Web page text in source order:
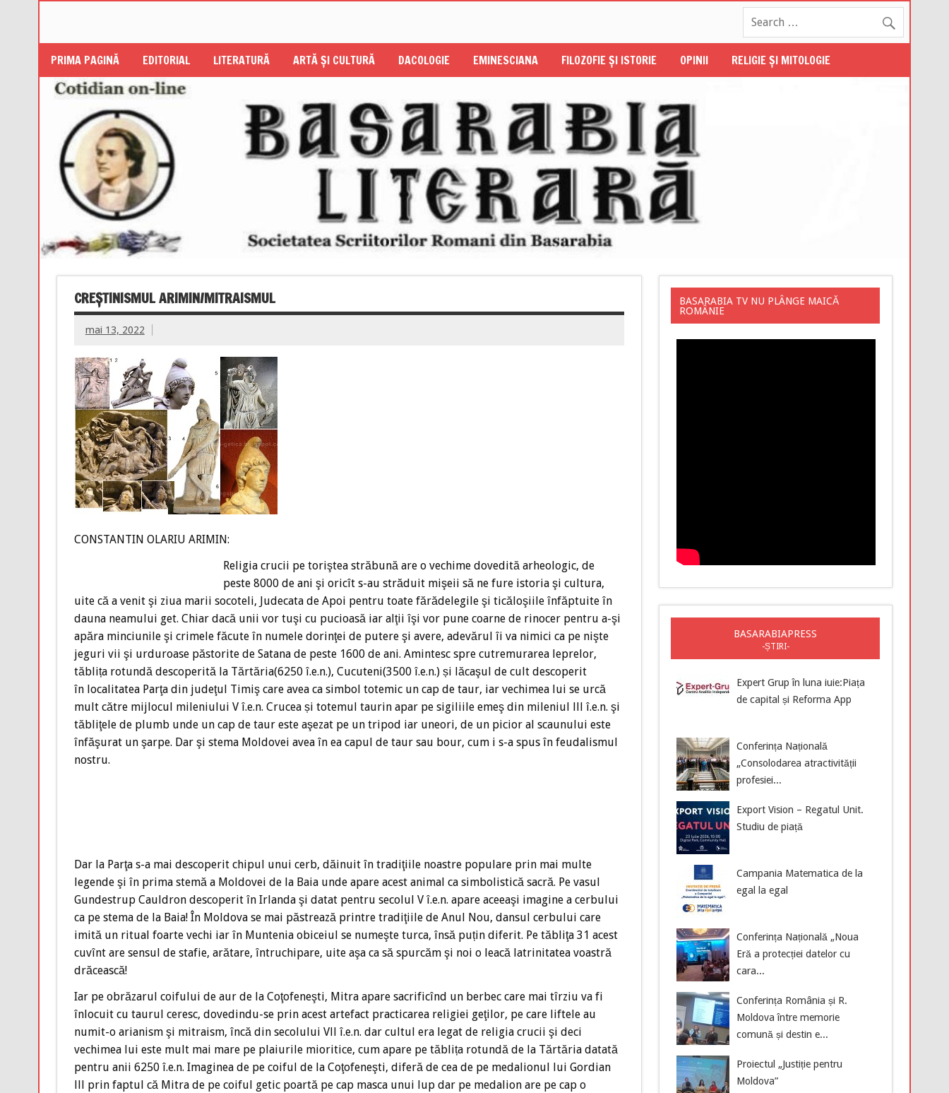
PRIMA PAGINĂ EDITORIAL LITERATURĂ ARTĂ ŞI CULTURĂ DACOLOGIE EMINESCIANA FILOZOFIE ŞI ISTORIE OPINII RELIGIE ŞI MITOLOGIE
CREȘTINISMUL ARIMIN/MITRAISMUL
mai 13, 2022
CONSTANTIN OLARIU ARIMIN:
Religia crucii pe toriştea străbună are o vechime dovedită arheologic, de
peste 8000 de ani şi oricît s-au străduit mişeii să ne fure istoria şi cultura,
uite că a venit şi ziua marii socoteli, Judecata de Apoi pentru toate fărădelegile şi ticăloşiile înfăptuite în
dauna neamului get. Chiar dacă unii vor tuşi cu pucioasă iar alţii îşi vor pune coarne de rinocer pentru a-şi
apăra minciunile şi crimele făcute în numele dorinţei de putere şi avere, adevărul îi va nimici ca pe nişte
jeguri vii şi urduroase păstorite de Satana de peste 1600 de ani. Amintesc spre cutremurarea leprelor,
tăblița rotundă descoperită la Tărtăria(6250 î.e.n.), Cucuteni(3500 î.e.n.) și lăcaşul de cult descoperit
înlocalitatea Parţa din judeţul Timiş care avea ca simbol totemic un cap de taur, iar vechimea lui se urcă
mult către mijlocul mileniului V î.e.n. Crucea și totemul taurin apar pe sigiliile emeş din mileniul lll î.e.n. şi
tăbliţele de plumb unde un cap de taur este aşezat pe un tripod iar uneori, de un picior al scaunului este
înfăşurat un şarpe. Dar şi stema Moldovei avea în ea capul de taur sau bour, cum i s-a spus în feudalismul
nostru.
Dar la Parţa s-a mai descoperit chipul unui cerb, dăinuit în tradiţiile noastre populare prin mai multe
legende şi în prima stemă a Moldovei de la Baia unde apare acest animal ca simbolistică sacră. Pe vasul
Gundestrup Cauldron descoperit în Irlanda şi datat pentru secolul V î.e.n. apare aceeaşi imagine a cerbului
ca pe stema de la Baia! În Moldova se mai păstrează printre tradiţiile de Anul Nou, dansul cerbului care
imită un ritual foarte vechi iar în Muntenia obiceiul se numeşte turca, însă puțin diferit. Pe tăbliţa 31 acest
cuvînt are sensul de stafie, arătare, întruchipare, uite aşa ca să spurcăm şi noi o leacă latrinitatea voastră
drăcească!
Iar pe obrăzarul coifului de aur de la Coţofeneşti, Mitra apare sacrificînd un berbec care mai tîrziu va fi
înlocuit cu taurul ceresc, dovedindu-se prin acest artefact practicarea religiei geţilor, pe care liftele au
numit-o arianism şi mitraism, încă din secolului Vll î.e.n. dar cultul era legat de religia crucii şi deci
vechimea lui este mult mai mare pe plaiurile mioritice, cum apare pe tăblița rotundă de la Tărtăria datată
pentru anii 6250 î.e.n. Imaginea de pe coiful de la Coţofeneşti, diferă de cea de pe medalionul lui Gordian
lll prin faptul că Mitra de pe coiful getic poartă pe cap masca unui lup dar pe medalion are pe cap o
BASARABIA TV NU PLÂNGE MAICĂ
ROMÂNIE
BASARABIAPRESS
-ȘTIRI-
Expert Grup în luna iuie:Piața
de capital și Reforma App
Conferința Națională
„Consolodarea atractivității
profesiei...
Export Vision – Regatul Unit.
Studiu de piață
Campania Matematica de la
egal la egal
Conferința Națională „Noua
Eră a protecției datelor cu
cara...
Conferința România și R.
Moldova între memorie
comună și destin e...
Proiectul „Justiție pentru
Moldova”